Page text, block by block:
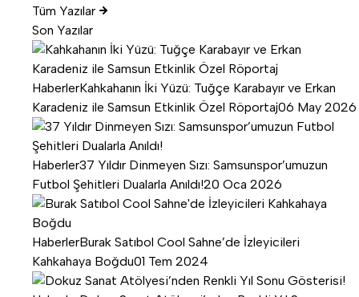
Tüm Yazılar
Son Yazılar
HaberlerKahkahanın İki Yüzü: Tuğçe Karabayır ve Erkan
Karadeniz ile Samsun Etkinlik Özel Röportaj06 May 2026
Haberler37 Yıldır Dinmeyen Sızı: Samsunspor’umuzun
Futbol Şehitleri Dualarla Anıldı!20 Oca 2026
HaberlerBurak Satıbol Cool Sahne’de İzleyicileri
Kahkahaya Boğdu01 Tem 2024